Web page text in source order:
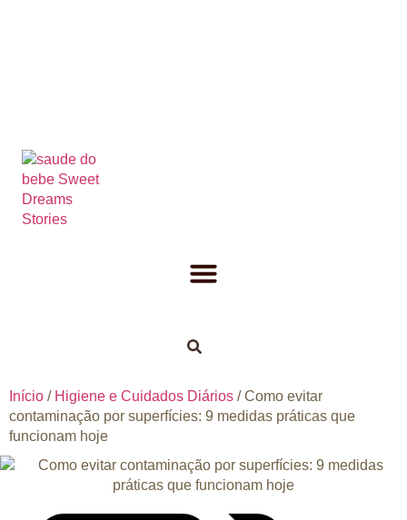
Início / Higiene e Cuidados Diários / Como evitar
contaminação por superfícies: 9 medidas práticas que
funcionam hoje